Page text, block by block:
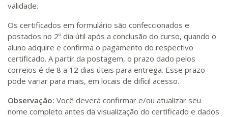
validade.
Os certificados em formulário são confeccionados e
postados no 2º dia útil após a conclusão do curso, quando o
aluno adquire e confirma o pagamento do respectivo
certificado. A partir da postagem, o prazo dado pelos
correios é de 8 a 12 dias úteis para entrega. Esse prazo
pode variar para mais, em locais de difícil acesso.
Observação: Você deverá confirmar e/ou atualizar seu
nome completo antes da visualização do certificado e dados